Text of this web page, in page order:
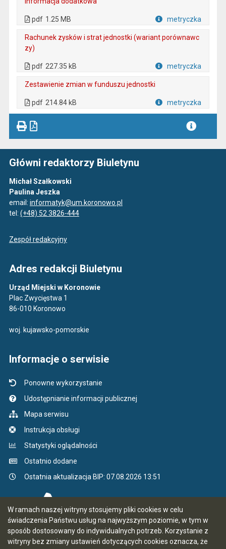
W ramach naszej witryny stosujemy pliki cookies w celu
świadczenia Państwu usług na najwyższym poziomie, w tym w
sposób dostosowany do indywidualnych potrzeb. Korzystanie z
witryny bez zmiany ustawień dotyczących cookies oznacza, że
pdf 1.25 MB metryczka
Rachunek zysków i strat jednostki (wariant porównawc
zy)
pdf 227.35 kB metryczka
Zestawienie zmian w funduszu jednostki
pdf 214.84 kB metryczka
Główni redaktorzy Biuletynu
Michał Szałkowski
Paulina Jeszka
email: informatyk@um.koronowo.pl
tel: (+48) 52 3826-444
Zespół redakcyjny
Adres redakcji Biuletynu
Urząd Miejski w Koronowie
Plac Zwycięstwa 1
86-010 Koronowo
woj. kujawsko-pomorskie
Informacje o serwisie
Ponowne wykorzystanie
Udostępnianie informacji publicznej
Mapa serwisu
Instrukcja obsługi
Statystyki oglądalności
Ostatnio dodane
Ostatnia aktualizacja BIP: 07.08.2026 13:51